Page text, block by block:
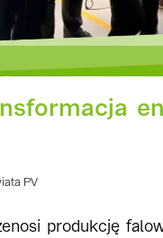
PV
produkcję